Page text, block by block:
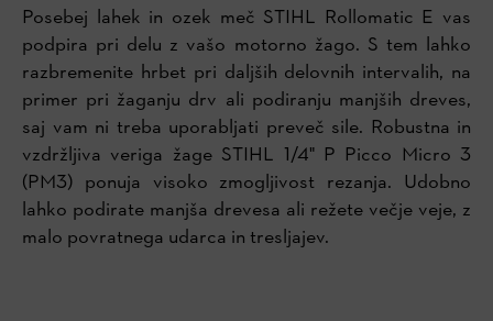
Posebej lahek in ozek meč STIHL Rollomatic E vas
podpira pri delu z vašo motorno žago. S tem lahko
razbremenite hrbet pri daljših delovnih intervalih, na
primer pri žaganju drv ali podiranju manjših dreves,
saj vam ni treba uporabljati preveč sile. Robustna in
vzdržljiva veriga žage STIHL 1/4" P Picco Micro 3
(PM3) ponuja visoko zmogljivost rezanja. Udobno
lahko podirate manjša drevesa ali režete večje veje, z
malo povratnega udarca in tresljajev.